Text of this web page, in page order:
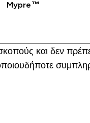
Mypre™
και δεν